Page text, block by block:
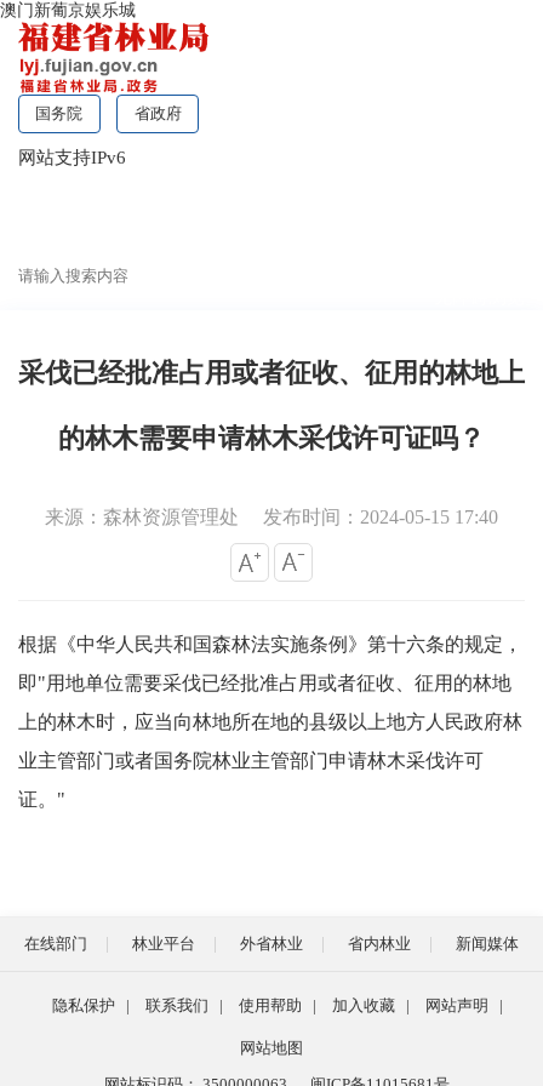
澳门新葡京娱乐城
国务院 省政府
网站支持IPv6
采伐已经批准占用或者征收、征用的林地上
的林木需要申请林木采伐许可证吗？
来源：森林资源管理处 发布时间：2024-05-15 17:40
根据 《中华人民共和国森林法实施条例》第十六条的规定，
即"用地单位需要采伐已经批准占用或者征收、征用的林地
上的林木时，应当向林地所在地的县级以上地方人民政府林
业主管部门或者国务院林业主管部门申请林木采伐许可
证。"
在线部门 林业平台 外省林业 省内林业 新闻媒体
隐私保护 | 联系我们 | 使用帮助 | 加入收藏 | 网站声明 |
网站地图